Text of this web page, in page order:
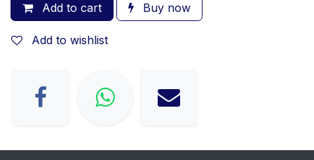
Add to cart Buy now
Add to wishlist